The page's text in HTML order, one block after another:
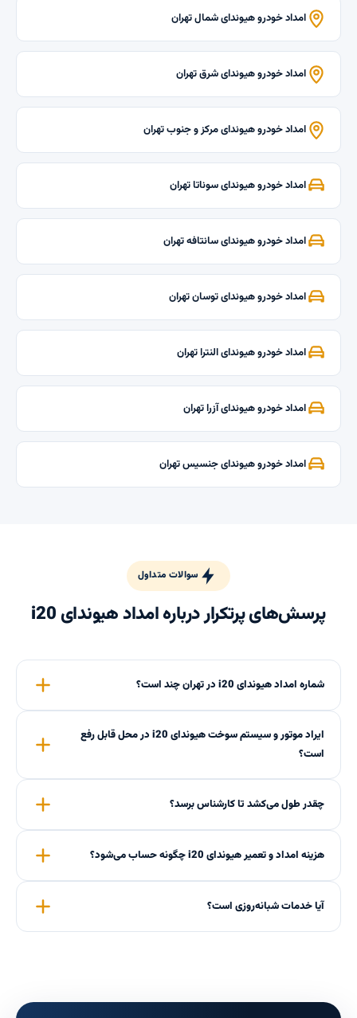
امداد خودرو هیوندای شمال تهران
امداد خودرو هیوندای شرق تهران
امداد خودرو هیوندای مرکز و جنوب تهران
امداد خودرو هیوندای سوناتا تهران
امداد خودرو هیوندای سانتافه تهران
امداد خودرو هیوندای توسان تهران
امداد خودرو هیوندای النترا تهران
امداد خودرو هیوندای آزرا تهران
امداد خودرو هیوندای جنسیس تهران
سوالات متداول
پرسش‌های پرتکرار درباره امداد هیوندای i20
شماره امداد هیوندای i20 در تهران چند است؟
ایراد موتور و سیستم سوخت هیوندای i20 در محل قابل رفع
است؟
چقدر طول می‌کشد تا کارشناس برسد؟
هزینه امداد و تعمیر هیوندای i20 چگونه حساب می‌شود؟
آیا خدمات شبانه‌روزی است؟